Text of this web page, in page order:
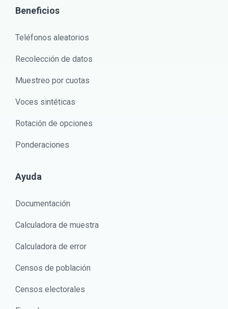
Beneficios
Teléfonos aleatorios
Recolección de datos
Muestreo por cuotas
Voces sintéticas
Rotación de opciones
Ponderaciones
Ayuda
Documentación
Calculadora de muestra
Calculadora de error
Censos de población
Censos electorales